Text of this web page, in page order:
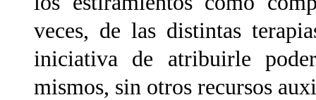
veces, de las distintas
iniciativa de atribuirle
mismos, sin otros recursos